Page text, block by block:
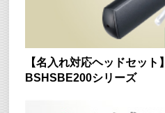
【名入れ対応ヘッドセット】
BSHSBE200シリーズ